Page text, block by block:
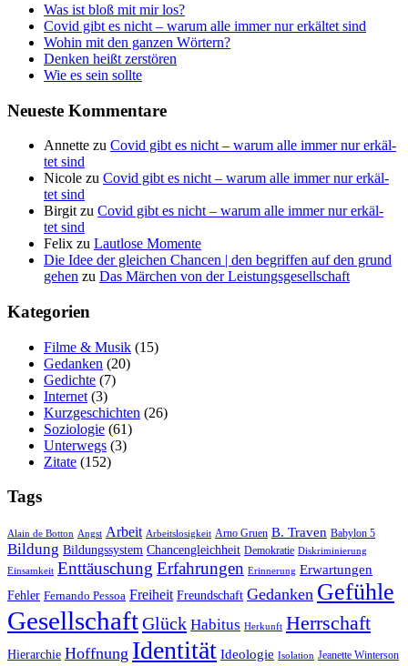
Was ist bloß mit mir los?
Covid gibt es nicht – war­um alle immer nur erkäl­tet sind
Wohin mit den gan­zen Wörtern?
Den­ken heißt zerstören
Wie es sein sollte
Neu­es­te Kommentare
Annette zu Covid gibt es nicht – war­um alle immer nur erkäl­
tet sind
Nicole zu Covid gibt es nicht – war­um alle immer nur erkäl­
tet sind
Birgit zu Covid gibt es nicht – war­um alle immer nur erkäl­
tet sind
Felix zu Laut­lo­se Momente
Die Idee der gleichen Chancen | den begriffen auf den grund
gehen zu Das Mär­chen von der Leistungsgesellschaft
Kate­go­rien
Filme & Musik (15)
Gedanken (20)
Gedichte (7)
Internet (3)
Kurzgeschichten (26)
Soziologie (61)
Unterwegs (3)
Zitate (152)
Tags
Alain de Botton Angst Arbeit Arbeitslosigkeit Arno Gruen B. Traven Babylon 5
Bildung Bildungssystem Chancengleichheit Demokratie Diskriminierung
Einsamkeit Enttäuschung Erfahrungen Erinnerung Erwartungen
Fehler Fernando Pessoa Freiheit Freundschaft Gedanken Gefühle
GesellschaftGlück Habitus Herkunft Herrschaft
Hierarchie Hoffnung Identität Ideologie Isolation Jeanette Winterson